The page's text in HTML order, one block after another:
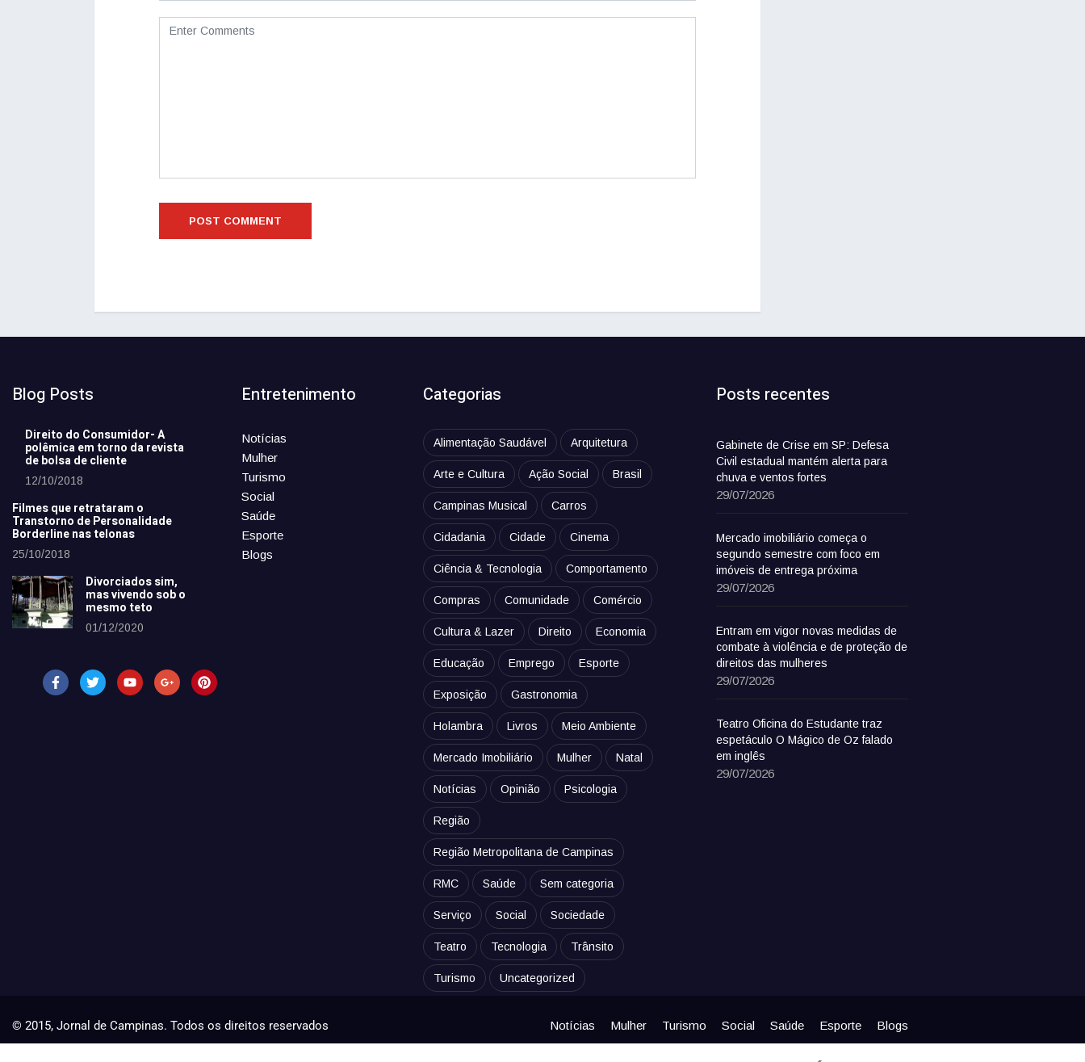
Blog Posts
Direito do Consumidor- A
polêmica em torno da revista
de bolsa de cliente
12/10/2018
Filmes que retrataram o
Transtorno de Personalidade
Borderline nas telonas
25/10/2018
Divorciados sim,
mas vivendo sob o
mesmo teto
01/12/2020
Entretenimento
Notícias
Mulher
Turismo
Social
Saúde
Esporte
Blogs
Categorias
Alimentação Saudável Arquitetura
Arte e Cultura Ação Social Brasil
Campinas Musical Carros
Cidadania Cidade Cinema
Ciência & Tecnologia Comportamento
Compras Comunidade Comércio
Cultura & Lazer Direito Economia
Educação Emprego Esporte
Exposição Gastronomia
Holambra Livros Meio Ambiente
Mercado Imobiliário Mulher Natal
Notícias Opinião Psicologia
Região
Região Metropolitana de Campinas
RMC Saúde Sem categoria
Serviço Social Sociedade
Teatro Tecnologia Trânsito
Turismo Uncategorized
Posts recentes
Gabinete de Crise em SP: Defesa
Civil estadual mantém alerta para
chuva e ventos fortes
29/07/2026
Mercado imobiliário começa o
segundo semestre com foco em
imóveis de entrega próxima
29/07/2026
Entram em vigor novas medidas de
combate à violência e de proteção de
direitos das mulheres
29/07/2026
Teatro Oficina do Estudante traz
espetáculo O Mágico de Oz falado
em inglês
29/07/2026
© 2015, Jornal de Campinas. Todos os direitos reservados Notícias Mulher Turismo Social Saúde Esporte Blogs